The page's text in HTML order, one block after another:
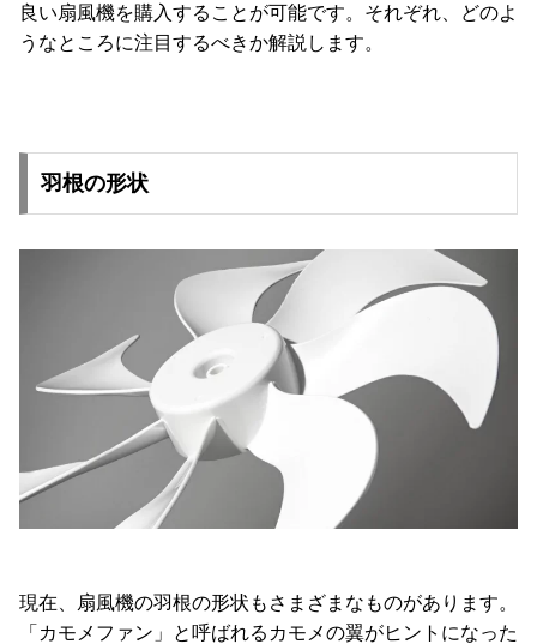
良い扇風機を購入することが可能です。それぞれ、どのよ
うなところに注目するべきか解説します。
羽根の形状
現在、扇風機の羽根の形状もさまざまなものがあります。
「カモメファン」と呼ばれるカモメの翼がヒントになった